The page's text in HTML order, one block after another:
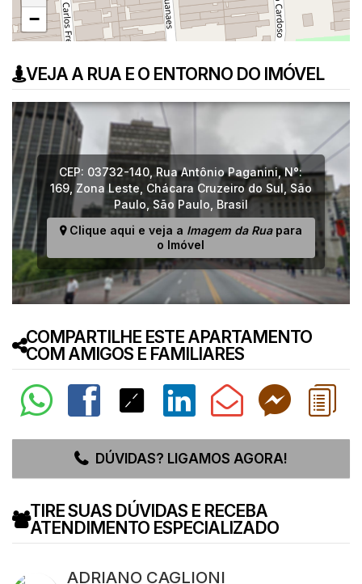
−
VEJA A RUA E O ENTORNO DO IMÓVEL
CEP: 03732-140,Rua Antônio Paganini,N°:
169,Zona Leste Chácara Cruzeiro do Sul São
Paulo São Paulo Brasil
Clique aqui e veja a Imagem da Ruapara
o Imóvel
COMPARTILHE ESTE APARTAMENTO
COM AMIGOS E FAMILIARES
DÚVIDAS? LIGAMOS AGORA!
TIRE SUAS DÚVIDAS E RECEBA
ATENDIMENTO ESPECIALIZADO
ADRIANO CAGLIONI